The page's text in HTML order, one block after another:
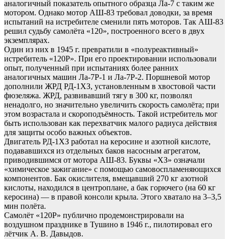
аналогичный показатель опытного образца Ла-7 с таким же
мотором. Однако мотор АШ-83 требовал доводки, за время
испытаний на истребителе сменили пять моторов. Так АШ-83
решил судьбу самолёта «120», построенного всего в двух
экземплярах.
Один из них в 1945 г. превратили в «полуреактивный»
истребитель «120Р». При его проектировании использовали
опыт, полученный при испытаниях более ранних
аналогичных машин Ла-7Р-1 и Ла-7Р-2. Поршневой мотор
дополнили ЖРД РД-1ХЗ, установленным в хвостовой части
фюзеляжа. ЖРД, развивавший тягу в 300 кг, позволял
ненадолго, но значительно увеличить скорость самолёта; при
этом возрастала и скороподъёмность. Такой истребитель мог
быть использован как перехватчик малого радиуса действия
для защиты особо важных объектов.
Двигатель РД-1ХЗ работал на керосине и азотной кислоте,
подававшихся из отдельных баков насосным агрегатом,
приводившимся от мотора АШ-83. Буквы «ХЗ» означали
«химическое зажигание» с помощью самовоспламеняющихся
компонентов. Бак окислителя, вмещавший 270 кг азотной
кислоты, находился в центроплане, а бак горючего (на 60 кг
керосина) — в правой консоли крыла. Этого хватало на 3–3,5
мин полёта.
Самолёт «120Р» публично продемонстрировали на
воздушном празднике в Тушино в 1946 г., пилотировал его
лётчик А. В. Давыдов.